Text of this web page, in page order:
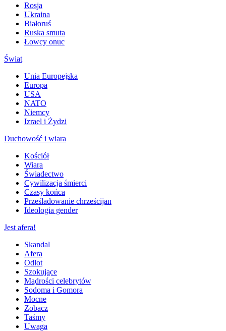
Rosja
Ukraina
Białoruś
Ruska smuta
Łowcy onuc
Świat
Unia Europejska
Europa
USA
NATO
Niemcy
Izrael i Żydzi
Duchowość i wiara
Kościół
Wiara
Świadectwo
Cywilizacja śmierci
Czasy końca
Prześladowanie chrześcijan
Ideologia gender
Jest afera!
Skandal
Afera
Odlot
Szokujące
Mądrości celebrytów
Sodoma i Gomora
Mocne
Zobacz
Taśmy
Uwaga